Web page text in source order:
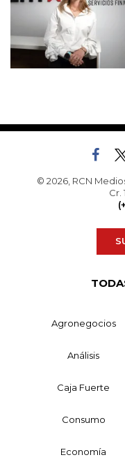
© 2026, RCN
Cr.
Agronegocios
Análisis
Caja Fuerte
Consumo
Economía